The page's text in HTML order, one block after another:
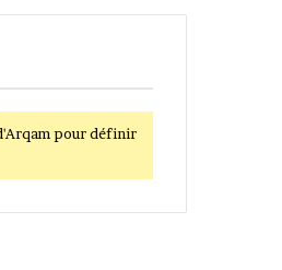
pour définir